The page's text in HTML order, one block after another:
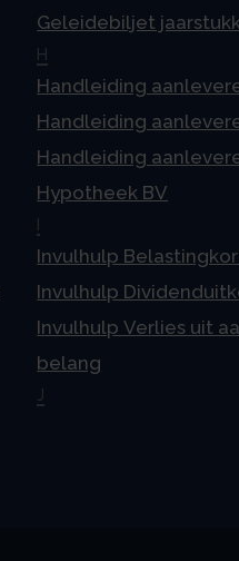
Geleidebiljet
H
Handleiding
Handleiding
Handleiding
Hypotheek BV
Invulhulp
Invulhulp
Invulhulp Verlies uit
belang